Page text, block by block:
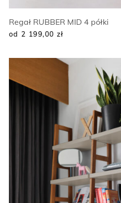
Regał RUBBER MID 4 półki
od 2 199,00 zł